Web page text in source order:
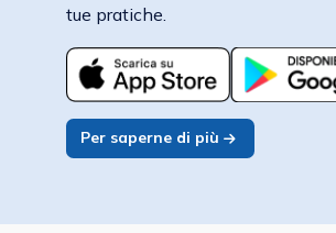
tue pratiche.
Per saperne di più